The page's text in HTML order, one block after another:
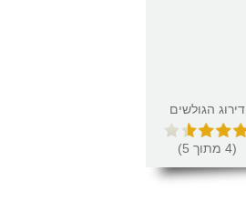
דירוג הגולשים
(
4 מתוך 5
)